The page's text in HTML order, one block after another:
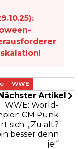
WWE
Artikel
WWE: World-
CM Punk
sich: „Zu alt?
besser denn
je!“